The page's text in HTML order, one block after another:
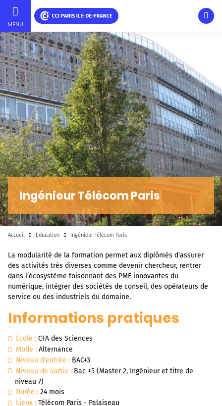
Aller
au
contenu
principal
MENU
Ingénieur Télécom Paris
Accueil Éducation Ingénieur Télécom Paris
La modularité de la formation permet aux diplômés d'assurer
des activités très diverses comme devenir chercheur, rentrer
dans l’écosystème foisonnant des PME innovantes du
numérique, intégrer des sociétés de conseil, des opérateurs de
service ou des industriels du domaine.
Informations pratiques
École : CFA des Sciences
Mode : Alternance
Niveau d'entrée : BAC+3
Niveau de sortie : Bac +5 (Master 2, Ingénieur et titre de
niveau 7)
Durée : 24 mois
Lieux : Télécom Paris - Palaiseau